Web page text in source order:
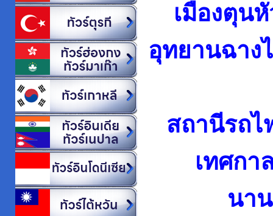
เมืองตุนหั
อุทยานฉาง
สถานีรถไ
เทศกา
นา